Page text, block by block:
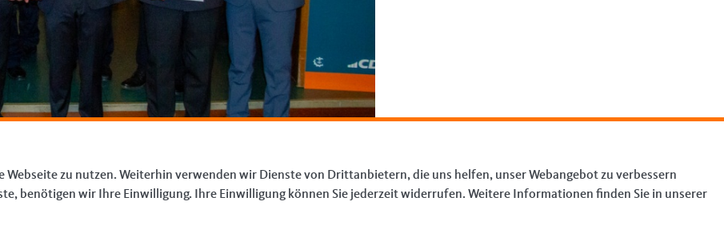
Element 34 von 37 ‹ Vorherige| Weiter »
Webseite zu nutzen. Weiterhin verwenden wir Dienste von Drittanbietern, die uns helfen, unser Webangebot zu verbessern
benötigen wir Ihre Einwilligung. Ihre Einwilligung können Sie jederzeit widerrufen. Weitere Informationen finden Sie in unserer